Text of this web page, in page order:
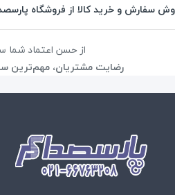
سفارش و خرید کالا از فروشگاه
از حسن اعتماد شما
رضایت مشتریان، مهم‌ترین